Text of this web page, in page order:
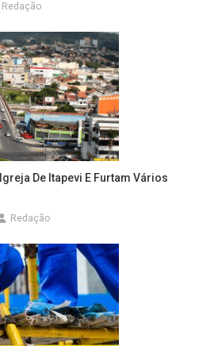
Redação
De Itapevi E Furtam Vários
Redação